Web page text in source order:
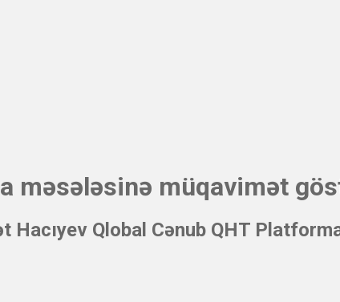
məsələsinə müqavimət
Qlobal Cənub QHT